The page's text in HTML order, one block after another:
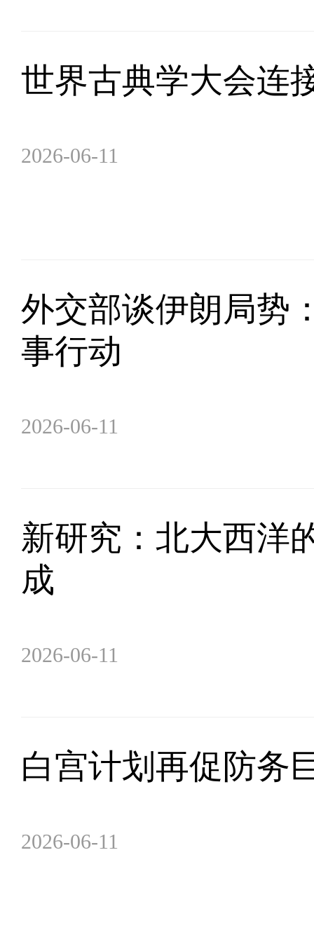
世界古典学大会连
2026-06-11
外交部谈伊朗局势
事行动
2026-06-11
新研究：北大西洋
成
2026-06-11
白宫计划再促防务
2026-06-11